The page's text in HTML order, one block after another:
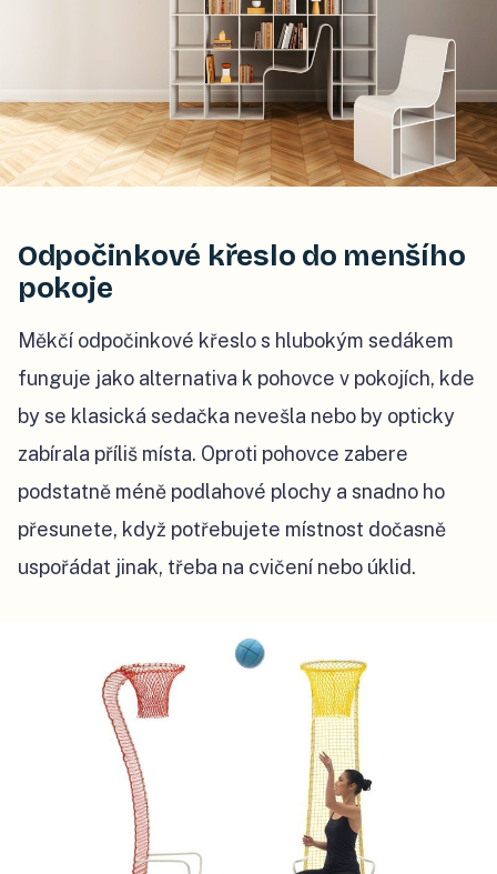
Odpočinkové křeslo do menšího
pokoje
Měkčí odpočinkové křeslo s hlubokým sedákem
funguje jako alternativa k pohovce v pokojích, kde
by se klasická sedačka nevešla nebo by opticky
zabírala příliš místa. Oproti pohovce zabere
podstatně méně podlahové plochy a snadno ho
přesunete, když potřebujete místnost dočasně
uspořádat jinak, třeba na cvičení nebo úklid.